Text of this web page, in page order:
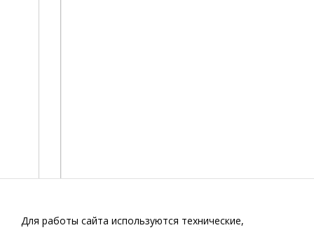
Для работы сайта используются технические,